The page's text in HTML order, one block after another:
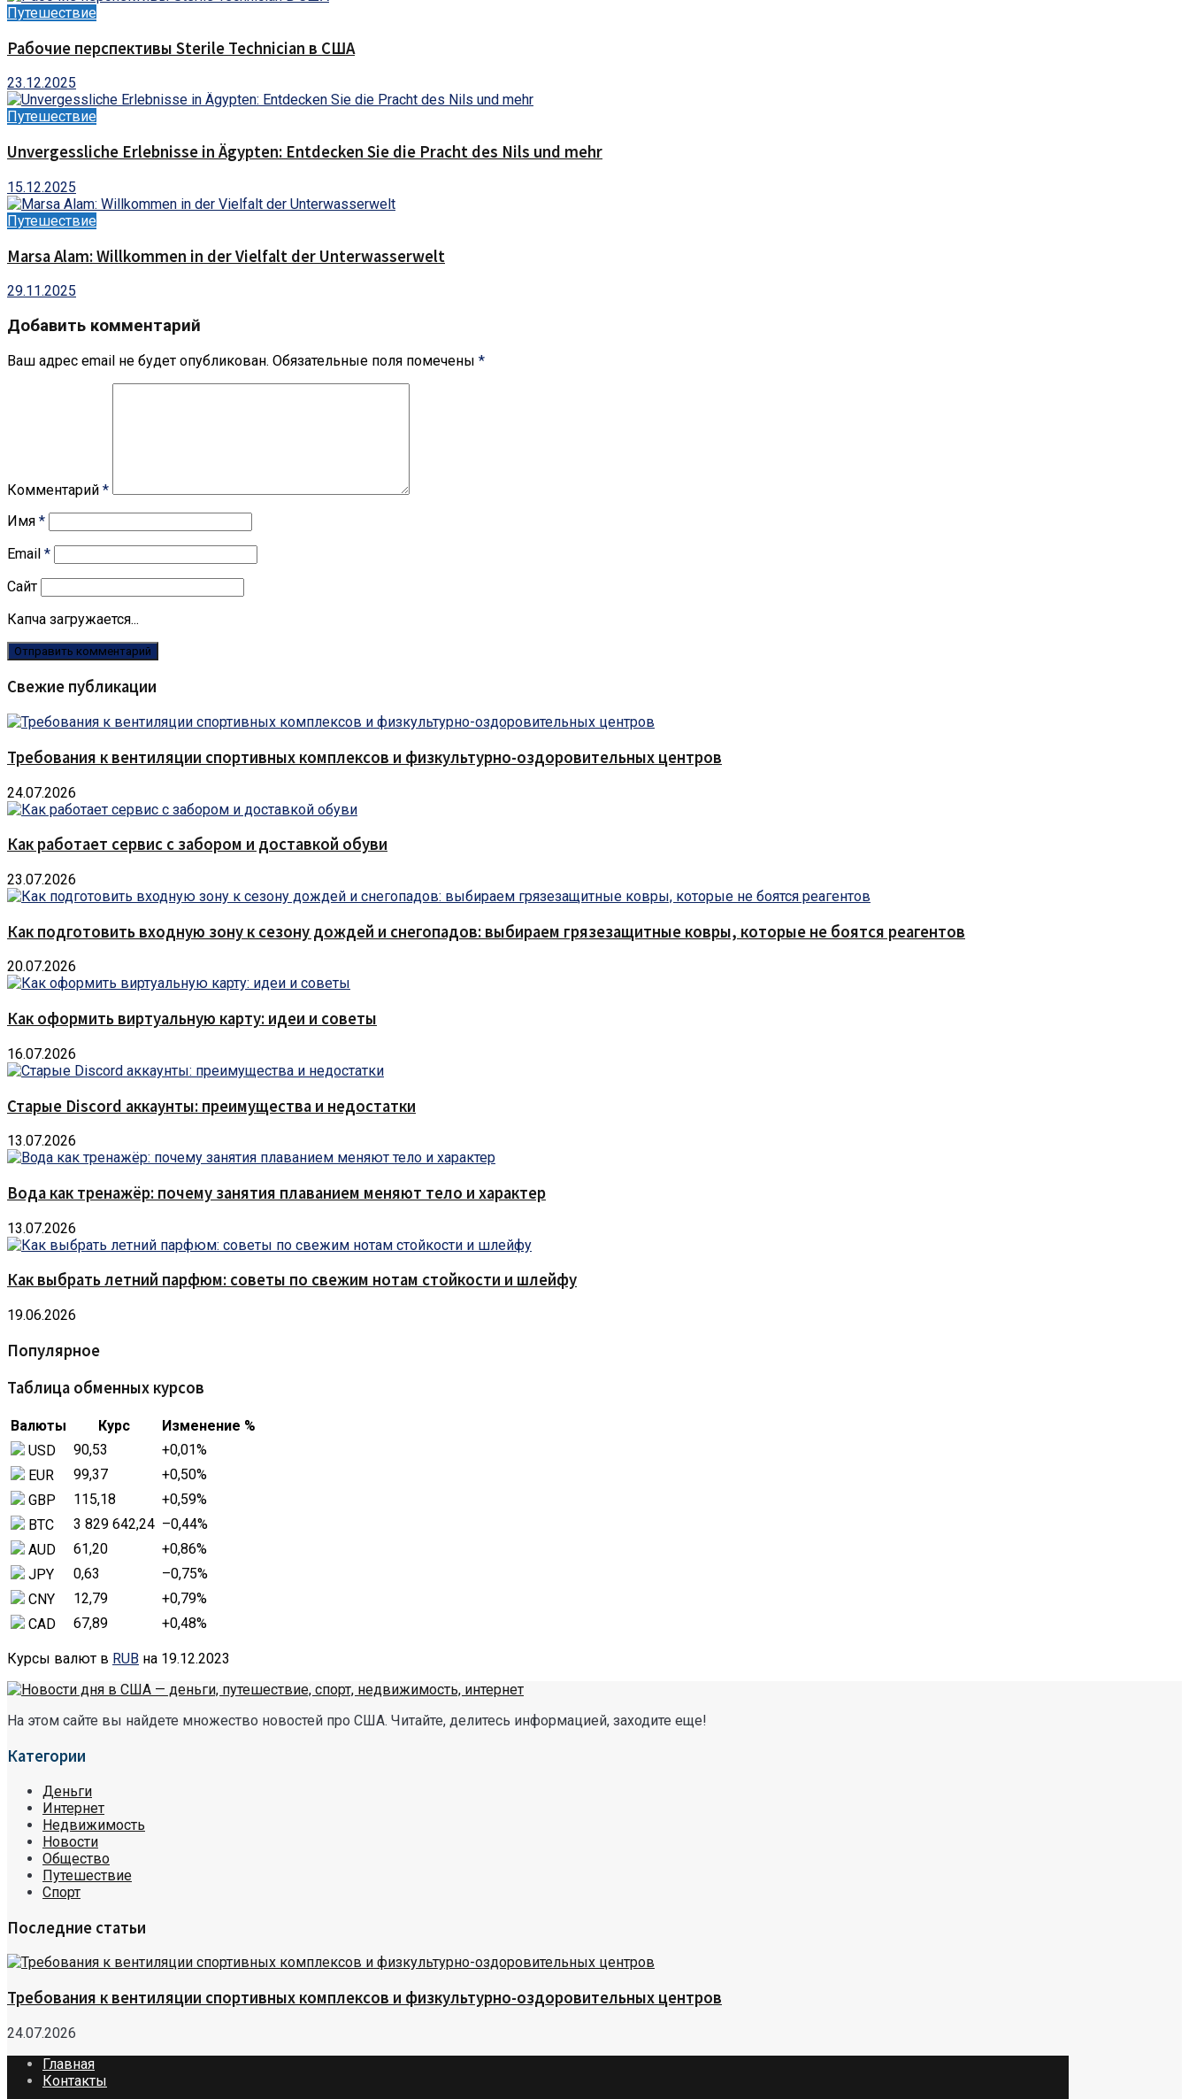
Путешествие
Рабочие перспективы Sterile Technician в США
23.12.2025
Путешествие
Unvergessliche Erlebnisse in Ägypten: Entdecken Sie die Pracht des Nils und mehr
15.12.2025
Путешествие
Marsa Alam: Willkommen in der Vielfalt der Unterwasserwelt
29.11.2025
Добавить комментарий
Ваш адрес email не будет опубликован. Обязательные поля помечены *
Комментарий *
Имя *
Email *
Сайт
Капча загружается...
Свежие публикации
Требования к вентиляции спортивных комплексов и физкультурно-оздоровительных центров
24.07.2026
Как работает сервис с забором и доставкой обуви
23.07.2026
Как подготовить входную зону к сезону дождей и снегопадов: выбираем грязезащитные ковры, которые не боятся реагентов
20.07.2026
Как оформить виртуальную карту: идеи и советы
16.07.2026
Старые Discord аккаунты: преимущества и недостатки
13.07.2026
Вода как тренажёр: почему занятия плаванием меняют тело и характер
13.07.2026
Как выбрать летний парфюм: советы по свежим нотам стойкости и шлейфу
19.06.2026
Популярное
Таблица обменных курсов
Валюты Курс
Изменение %
USD
90,53 +0,01%
EUR
99,37 +0,50%
GBP
115,18 +0,59%
BTC
3 829 642,24 –0,44%
AUD
61,20 +0,86%
JPY
0,63 –0,75%
CNY
12,79 +0,79%
CAD
67,89 +0,48%
Курсы валют в RUB на 19.12.2023
На этом сайте вы найдете множество новостей про США. Читайте, делитесь информацией, заходите еще!
Категории
Деньги
Интернет
Недвижимость
Новости
Общество
Путешествие
Спорт
Последние статьи
Требования к вентиляции спортивных комплексов и физкультурно-оздоровительных центров
24.07.2026
Главная
Контакты